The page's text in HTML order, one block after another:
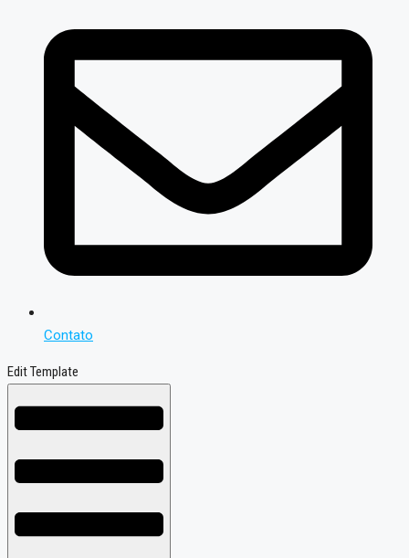
Contato
Edit Template